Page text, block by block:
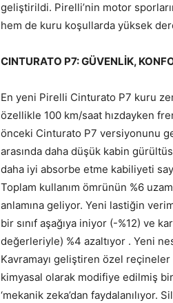
geliştirildi. Pirelli’nin motor
hem de kuru koşullarda yüksek
CINTURATO P7: GÜVENLİK,
En yeni Pirelli Cinturato P7 kuru
özellikle 100 km/saat hızdayken
önceki Cinturato P7 versiyonunu
arasında daha düşük kabin
daha iyi absorbe etme kabiliyeti
Toplam kullanım ömrünün %6
anlamına geliyor. Yeni lastiğin
bir sınıf aşağıya iniyor (-%12) ve
değerleriyle) %4 azaltıyor . Yeni
Kavramayı geliştiren özel
kimyasal olarak modifiye edilmiş
‘mekanik zeka’dan faydalanılıyor.